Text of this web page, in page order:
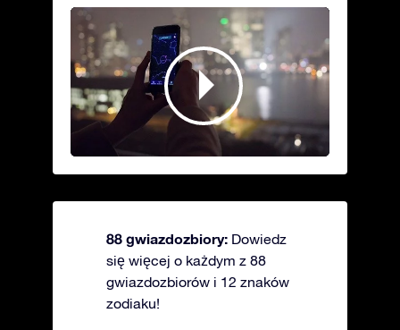
88 gwiazdozbiory: Dowiedz
się więcej o każdym z 88
gwiazdozbiorów i 12 znaków
zodiaku!